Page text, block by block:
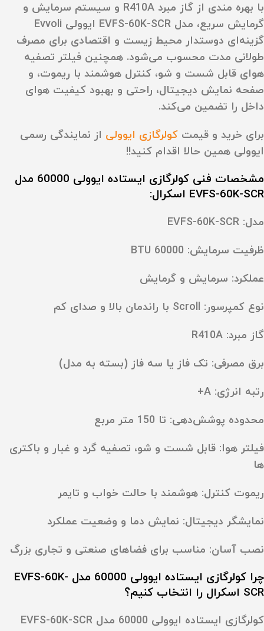
با بهره‌ مندی از گاز مبرد R410A و سیستم سرمایش و
گرمایش سریع، مدل EVFS-60K-SCR ایوولی Evvoli
گزینه‌ای دوستدار محیط زیست و اقتصادی برای مصرف
طولانی‌ مدت محسوب می‌شود. همچنین فیلتر تصفیه
هوای قابل شست‌ و شو، کنترل هوشمند با ریموت، و
صفحه نمایش دیجیتال، راحتی و بهبود کیفیت هوای
داخل را تضمین می‌کند.
برای خرید و قیمت کولرگازی ایوولی از نمایندگی رسمی
ایوولی همین حالا اقدام کنید!!
مشخصات فنی کولرگازی ایستاده ایوولی 60000 مدل
EVFS-60K-SCR اسکرال:
مدل: EVFS-60K-SCR
ظرفیت سرمایش: 60000 BTU
عملکرد: سرمایش و گرمایش
نوع کمپرسور: Scroll با راندمان بالا و صدای کم
گاز مبرد: R410A
برق مصرفی: تک فاز یا سه فاز (بسته به مدل)
رتبه انرژی: A+
محدوده پوشش‌دهی: تا 150 متر مربع
فیلتر هوا: قابل شست‌ و شو، تصفیه گرد و غبار و باکتری‌
ها
ریموت کنترل: هوشمند با حالت خواب و تایمر
نمایشگر دیجیتال: نمایش دما و وضعیت عملکرد
نصب آسان: مناسب برای فضاهای صنعتی و تجاری بزرگ
چرا کولرگازی ایستاده ایوولی 60000 مدل EVFS-60K-
SCR اسکرال را انتخاب کنیم؟
کولرگازی ایستاده ایوولی 60000 مدل EVFS-60K-SCR